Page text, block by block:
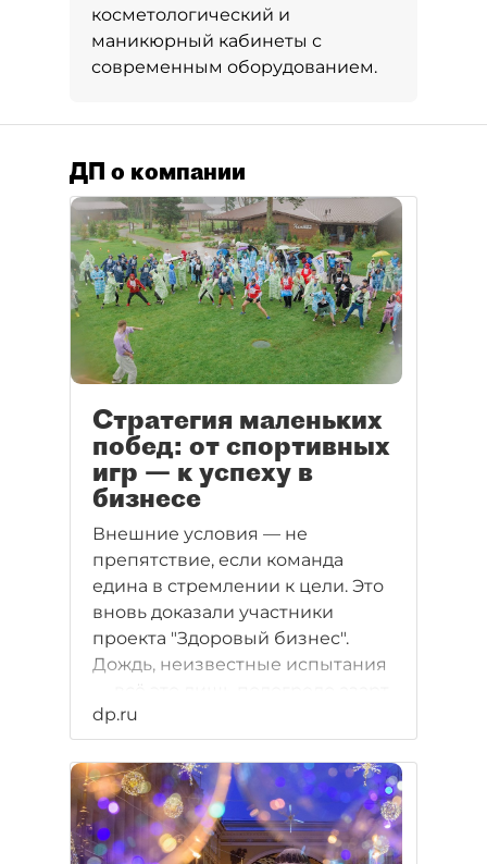
косметологический и
маникюрный кабинеты с
современным оборудованием.
ДП о компании
Стратегия маленьких
побед: от спортивных
игр — к успеху в
бизнесе
Внешние условия — не
препятствие, если команда
едина в стремлении к цели. Это
вновь доказали участники
проекта "Здоровый бизнес".
Дождь, неизвестные испытания
— всё это лишь подогрело азарт.
Независимо от результатов
турнира, победителем себя
чувствовал каждый. Так работает
эффект от корпоративных
состязаний. В случае с
мероприятием "ДП" — польза от
dp.ru